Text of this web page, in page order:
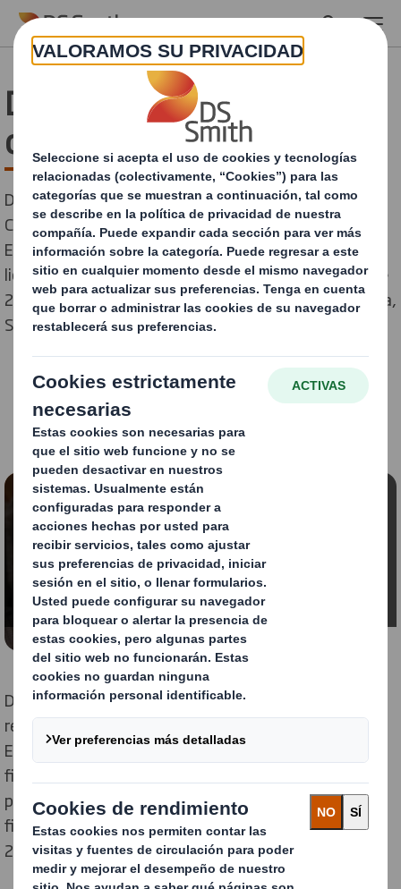
Skip to main content
DS Smith: resultado de la
oferta de Europac
DS Smith se complace en informar que el Consejo de la
Comisión Nacional del Mercado de Valores (CNMV) de
España ha anunciado hoy el resultado de la oferta de
licitación presentada por DS Smith el 3 de diciembre de
2018 a los accionistas de Papeles y Cartones de Europa,
S.A., conocida como Europac.
Contenido bloqueado
Para ver este vídeo, debes aceptar las cookies
«funcionales».
Modificar mi configuración
DS Smith ha recibido aceptación de accionistas que
representan un 98.8% del total del capital social de
Europac. Por consiguiente, se ha cumplido la condición
final de la propuesta de adquisición de Europac por
parte de DS Smith y se espera que la liquidación y
finalización se lleven a cabo en torno al 22 de enero de
2019.